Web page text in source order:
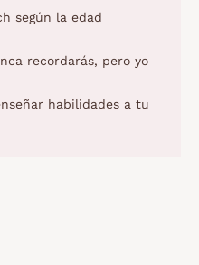
según la edad
recordarás, pero yo
habilidades a tu